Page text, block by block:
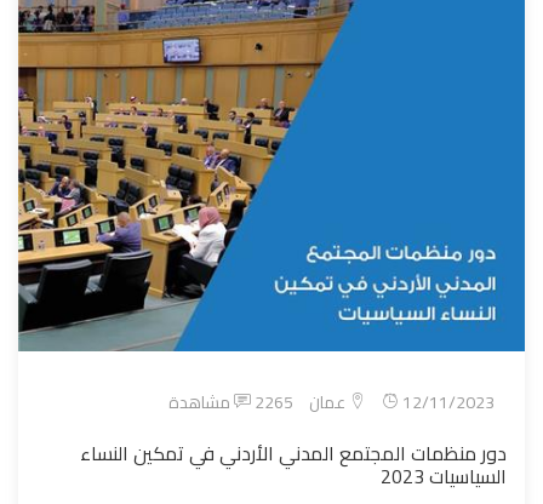
12/11/2023 عمان 2265 مشاهدة
دور منظمات المجتمع المدني الأردني في تمكين النساء
السياسيات 2023